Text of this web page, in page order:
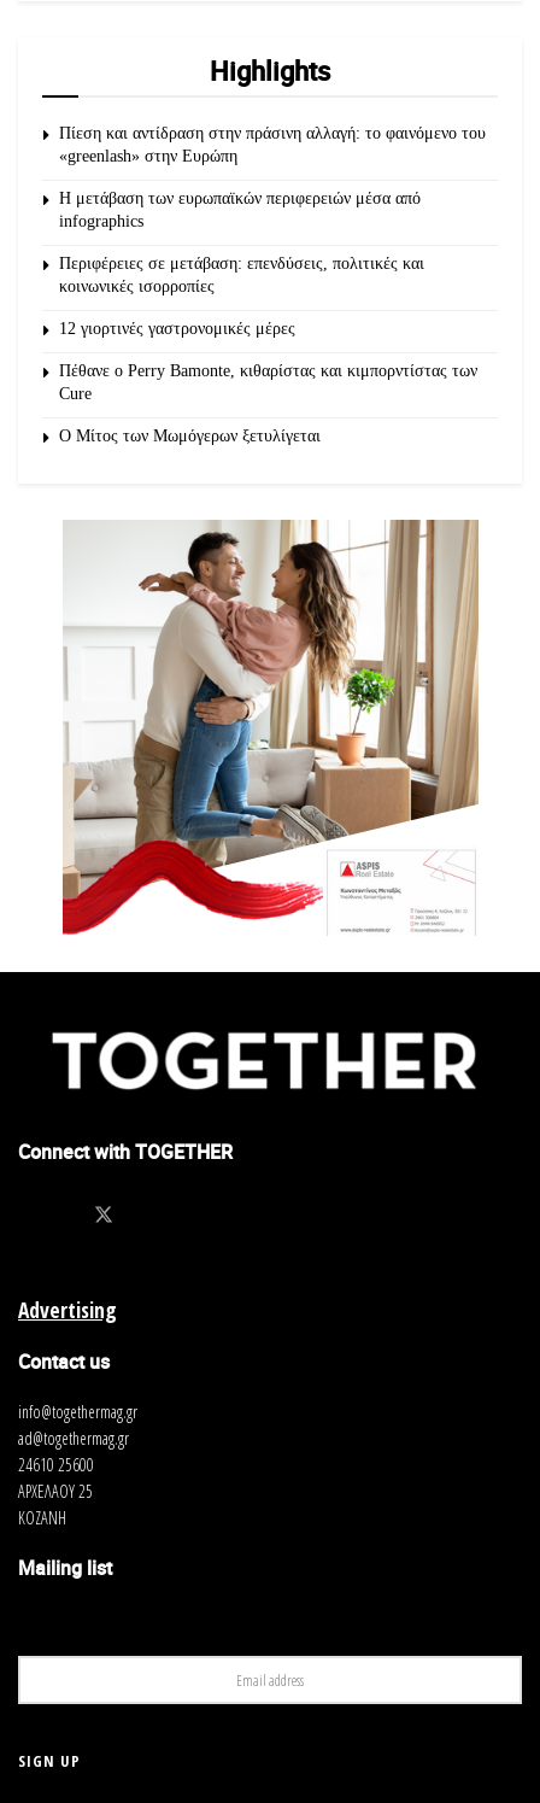
Highlights
Πίεση και αντίδραση στην πράσινη αλλαγή: το φαινόμενο του
«greenlash» στην Ευρώπη
Η μετάβαση των ευρωπαϊκών περιφερειών μέσα από
infographics
Περιφέρειες σε μετάβαση: επενδύσεις, πολιτικές και
κοινωνικές ισορροπίες
12 γιορτινές γαστρονομικές μέρες
Πέθανε ο Perry Bamonte, κιθαρίστας και κιμπορντίστας των
Cure
O Μίτος των Μωμόγερων ξετυλίγεται
Connect with TOGETHER
Advertising
Contact us
info@togethermag.gr
ad@togethermag.gr
24610 25600
ΑΡΧΕΛΑΟΥ 25
ΚΟΖΑΝΗ
Mailing list